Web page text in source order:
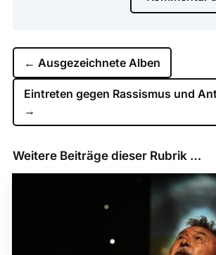
← Ausgezeichnete Alben
Eintreten gegen Rassismus und
→
Weitere Beiträge dieser Rubrik …